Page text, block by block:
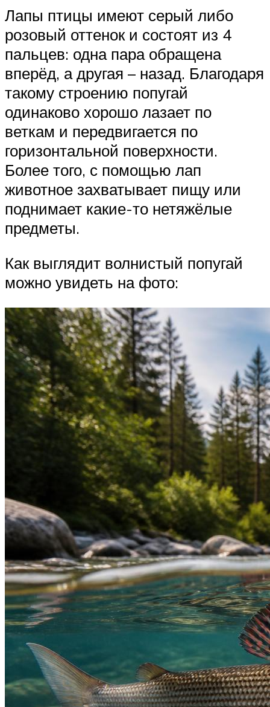
Лапы птицы имеют серый либо
розовый оттенок и состоят из 4
пальцев: одна пара обращена
вперёд, а другая – назад. Благодаря
такому строению попугай
одинаково хорошо лазает по
веткам и передвигается по
горизонтальной поверхности.
Более того, с помощью лап
животное захватывает пищу или
поднимает какие-то нетяжёлые
предметы.
Как выглядит волнистый попугай
можно увидеть на фото: